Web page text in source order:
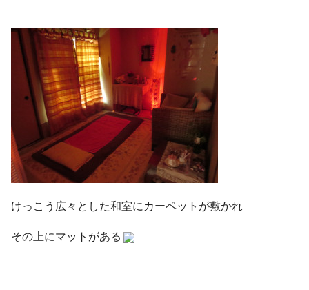
けっこう広々とした和室にカーペットが敷かれ
その上にマットがある